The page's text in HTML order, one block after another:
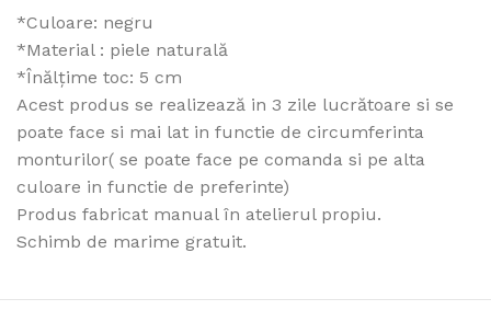
*Culoare: negru
*Material : piele naturală
*Înălțime toc: 5 cm
Acest produs se realizează in 3 zile lucrătoare si se
poate face si mai lat in functie de circumferinta
monturilor( se poate face pe comanda si pe alta
culoare in functie de preferinte)
Produs fabricat manual în atelierul propiu.
Schimb de marime gratuit.